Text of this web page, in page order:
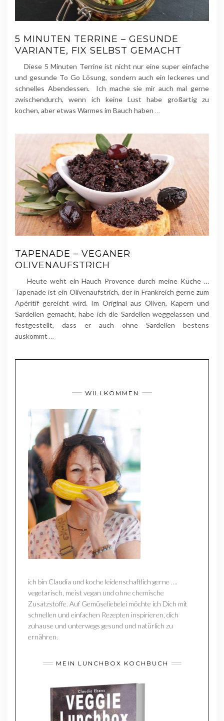
5 MINUTEN TERRINE – GESUNDE
VARIANTE, FIX SELBST GEMACHT
Diese 5 Minuten Terrine ist nicht nur eine super einfache
und gesunde To Go Lösung, sondern auch ein leckeres und
schnelles Abendessen. Ich mache sie mir auch mal gerne
zwischendurch, wenn ich keine Lust habe großartig zu
kochen, aber etwas Warmes im Bauch haben …
TAPENADE – VEGANER
OLIVENAUFSTRICH
Heute weht ein Hauch Provence durch meine Küche …
Tapenade ist ein Olivenaufstrich, der in Frankreich gerne zum
Apéritif gereicht wird. Im Original aus Oliven, Kapern und
Sardellen gemacht, habe ich die Sardellen weggelassen und
festgestellt, dass er auch ohne Sardellen bestens
auskommt …
WILLKOMMEN
ich bin Claudia und koche leidenschaftlich gerne ….
vegetarisch, meist vegan und ohne chemische
Zusatzstoffe. Auf Gemüseliebelei möchte ich Dich mit
schnellen und einfachen Rezepten inspirieren, dich
zuhause und unterwegs gesund und natürlich zu
ernähren.
MEIN LUNCHBOX KOCHBUCH